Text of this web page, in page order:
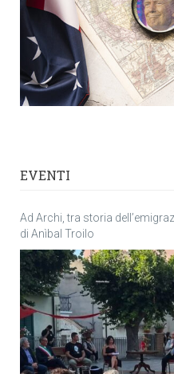
EVENTI
Ad Archi, tra storia
di Anìbal Troilo